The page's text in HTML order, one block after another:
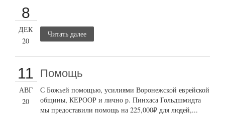
8
ДЕК
20
Читать далее
11
АВГ
20
Помощь
С Божьей помощью, усилиями Воронежской еврейской
общины, КЕРООР и лично р. Пинхаса Гольдшмидта
мы предоставили помощь на 225,000₽ для людей,...